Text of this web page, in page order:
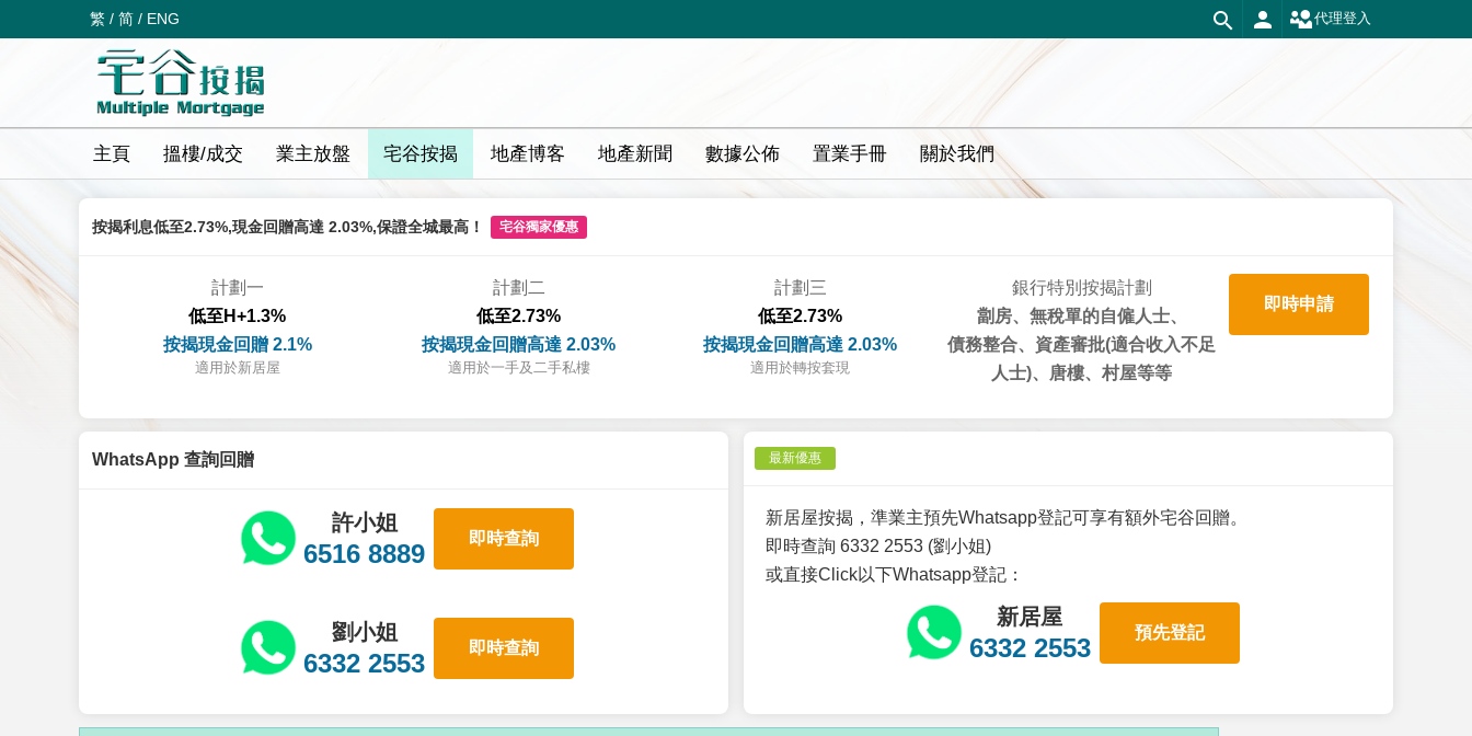
繁 / 简 / ENG 代理登入
主頁 搵樓/成交 業主放盤 宅谷按揭 地產博客 地產新聞 數據公佈 置業手冊 關於我們
按揭利息低至2.73%,現金回贈高達 2.03%,保證全城最高！ 宅谷獨家優惠
計劃一
低至H+1.3%
按揭現金回贈 2.1%
適用於新居屋
計劃二
低至2.73%
按揭現金回贈高達 2.03%
適用於一手及二手私樓
計劃三
低至2.73%
按揭現金回贈高達 2.03%
適用於轉按套現
銀行特別按揭計劃
劏房、無稅單的自僱人士、
債務整合、資產審批(適合收入不足
人士)、唐樓、村屋等等
即時申請
WhatsApp 查詢回贈
許小姐
6516 8889
即時查詢
劉小姐
6332 2553
即時查詢
最新優惠
新居屋按揭，準業主預先Whatsapp登記可享有額外宅谷回贈。
即時查詢 6332 2553 (劉小姐)
或直接Click以下Whatsapp登記：
新居屋
6332 2553
預先登記